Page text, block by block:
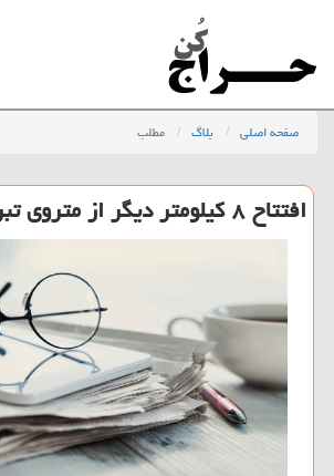
صفحه اصلی بلاگ مطلب
افتتاح ۸ كیلومتر دیگر از متروی تبریز